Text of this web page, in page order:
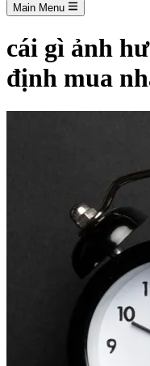
Main Menu
cái gì ảnh
định mua